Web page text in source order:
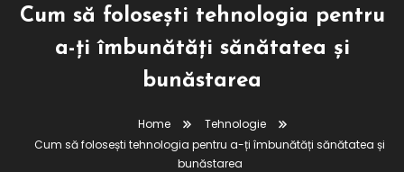
Cum să folosești tehnologia pentru
a-ți îmbunătăți sănătatea și
bunăstarea
Home
Tehnologie
Cum să folosești tehnologia pentru a-ți îmbunătăți sănătatea și
bunăstarea